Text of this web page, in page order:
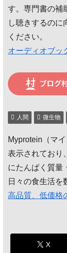
す。専門書の補
し聴きするのに
ください。
オーディオブッ
人間 微生物
Myprotein（マ
表示されており
にたんぱく質量
日々の食生活を
高品質、低価格
X